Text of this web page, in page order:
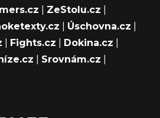
ZeStolu.cz
Úschovna.cz
Fights.cz Dokina.cz
Srovnám.cz